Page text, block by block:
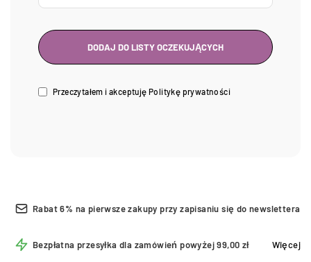
Przeczytałem i akceptuję Politykę prywatności
Rabat 6% na pierwsze zakupy przy zapisaniu się do newslettera
Bezpłatna przesyłka dla zamówień powyżej 99,00 zł Więcej